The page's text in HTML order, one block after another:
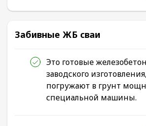
Забивные ЖБ сваи
Это готовые
заводского
погружают в грунт
специальной машины.